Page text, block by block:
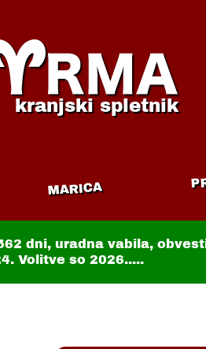
kranjski spletnik
MARICA
dni, uradna vabila,
Volitve so 2026.....